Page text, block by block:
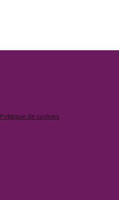
Politique de cookies